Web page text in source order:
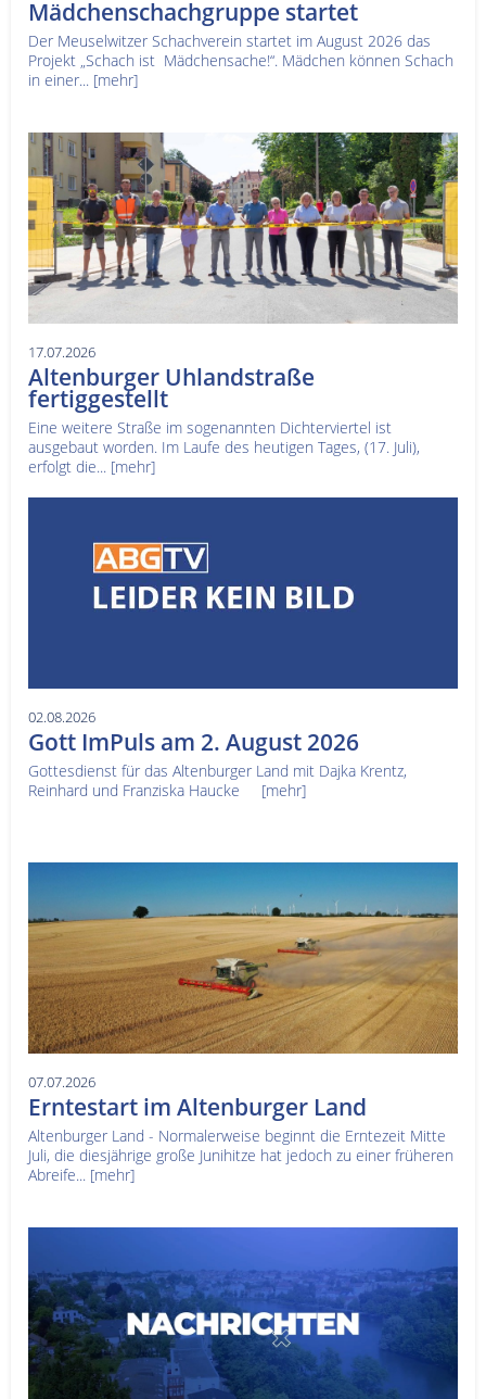
Mädchenschachgruppe startet
Der Meuselwitzer Schachverein startet im August 2026 das
Projekt „Schach ist Mädchensache!“. Mädchen können Schach
in einer... [mehr]
17.07.2026
Altenburger Uhlandstraße
fertiggestellt
Eine weitere Straße im sogenannten Dichterviertel ist
ausgebaut worden. Im Laufe des heutigen Tages, (17. Juli),
erfolgt die... [mehr]
02.08.2026
Gott ImPuls am 2. August 2026
Gottesdienst für das Altenburger Land mit Dajka Krentz,
Reinhard und Franziska Haucke [mehr]
07.07.2026
Erntestart im Altenburger Land
Altenburger Land - Normalerweise beginnt die Erntezeit Mitte
Juli, die diesjährige große Junihitze hat jedoch zu einer früheren
Abreife... [mehr]